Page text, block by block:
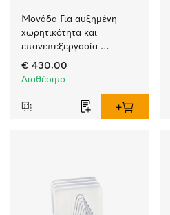
Μονάδα Για αυξημένη
χωρητικότητα και
επανεπεξεργασία
εργαλείων με αυλούς.
€ 430.00
Διαθέσιμο